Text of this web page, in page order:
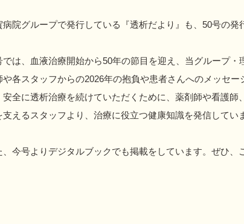
病院グループで発行している『透析だより』も、50号の発
では、血液治療開始から50年の節目を迎え、当グループ
や各スタッフからの2026年の抱負や患者さんへのメッセ
安全に透析治療を続けていただくために、薬剤師や看護
支えるスタッフより、治療に役立つ健康知識を発信してい
、今号よりデジタルブックでも掲載をしています。ぜひ、